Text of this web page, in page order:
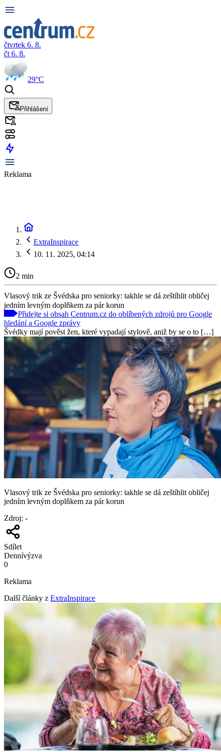
čtvrtek 6. 8.
čt 6. 8.
29°C
Přihlášení
Reklama
ExtraInspirace
10. 11. 2025, 04:14
2 min
Vlasový trik ze Švédska pro seniorky: takhle se dá zeštíhlit obličej
jedním levným doplňkem za pár korun
Přidejte si obsah Centrum.cz do oblíbených zdrojů pro Google
hledání a Google zprávy
Švédky mají pověst žen, které vypadají stylově, aniž by se o to […]
Vlasový trik ze Švédska pro seniorky: takhle se dá zeštíhlit obličej
jedním levným doplňkem za pár korun
Zdroj: -
Sdílet
Dennívýzva
0
Reklama
Další články z ExtraInspirace